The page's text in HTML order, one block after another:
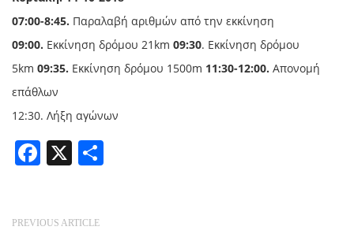
07:00-8:45. Παραλαβή αριθμών από την εκκίνηση
09:00. Εκκίνηση δρόμου 21km 09:30. Εκκίνηση δρόμου
5km 09:35. Εκκίνηση δρόμου 1500m 11:30-12:00. Απονομή
επάθλων
12:30. Λήξη αγώνων
Facebook
X
PREVIOUS ARTICLE